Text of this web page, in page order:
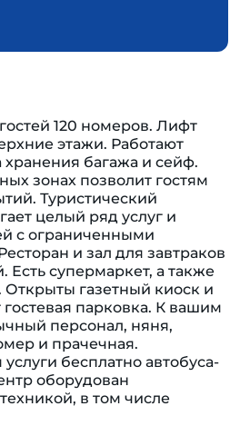
120 номеров. Лифт
этажи. Работают
хранения багажа и сейф.
зонах позволит гостям
Туристический
целый ряд услуг и
с ограниченными
и зал для завтраков
Есть супермаркет, а также
Открыты газетный киоск и
гостевая парковка. К вашим
персонал, няня,
и прачечная.
бесплатно автобуса-
оборудован
в том числе